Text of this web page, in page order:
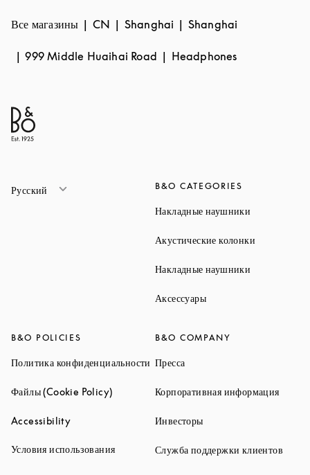
Все магазины CN Shanghai Shanghai
999 Middle Huaihai Road Headphones
Русский B&O CATEGORIES
Накладные наушники
Акустические колонки
Накладные наушники
АксессуарыLink Opens in New
B&O POLICIES
Политика конфиденциальности Link Opens in New Tab
Файлы (Cookie Policy)Link Opens in New Tab
AccessibilityLink Opens in New Tab
Условия использованияLink Opens in New Tab
B&O COMPANY
ПрессаLink Opens in New Tab
Корпоративная информацияLink
ИнвесторыLink Opens in New Tab
Служба поддержки клиентов